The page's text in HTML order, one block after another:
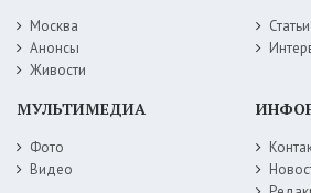
Москва
Анонсы
Живости
Статьи
МУЛЬТИМЕДИА
Фото
Видео